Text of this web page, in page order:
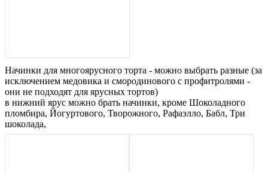
Начинки для многоярусного торта - можно выбрать разные (за
исключением медовика и смородинового с профитролями -
они не подходят для ярусных тортов)
в нижний ярус можно брать начинки, кроме Шоколадного
пломбира, Йогуртового, Творожного, Рафаэлло, Бабл, Три
шоколада,